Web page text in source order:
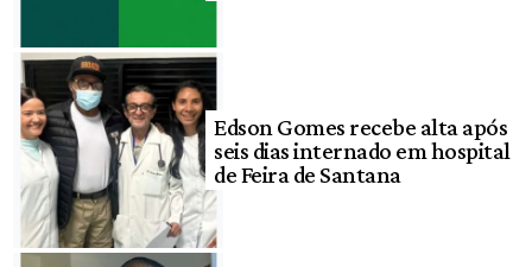
Edson Gomes recebe alta após
seis dias internado em hospital
de Feira de Santana